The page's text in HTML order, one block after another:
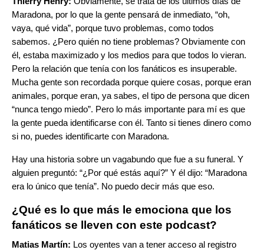
Maradona, por lo que la gente pensará de inmediato, “oh,
vaya, qué vida”, porque tuvo problemas, como todos
sabemos. ¿Pero quién no tiene problemas? Obviamente con
él, estaba maximizado y los medios para que todos lo vieran.
Pero la relación que tenía con los fanáticos es insuperable.
Mucha gente son recordada porque quiere cosas, porque eran
animales, porque eran, ya sabes, el tipo de persona que dicen
“nunca tengo miedo”. Pero lo más importante para mí es que
la gente pueda identificarse con él. Tanto si tienes dinero como
si no, puedes identificarte con Maradona.
Hay una historia sobre un vagabundo que fue a su funeral. Y
alguien preguntó: “¿Por qué estás aquí?” Y él dijo: “Maradona
era lo único que tenía”. No puedo decir más que eso.
¿Qué es lo que más le emociona que los
fanáticos se lleven con este podcast?
Matias Martín: Los oyentes van a tener acceso al registro